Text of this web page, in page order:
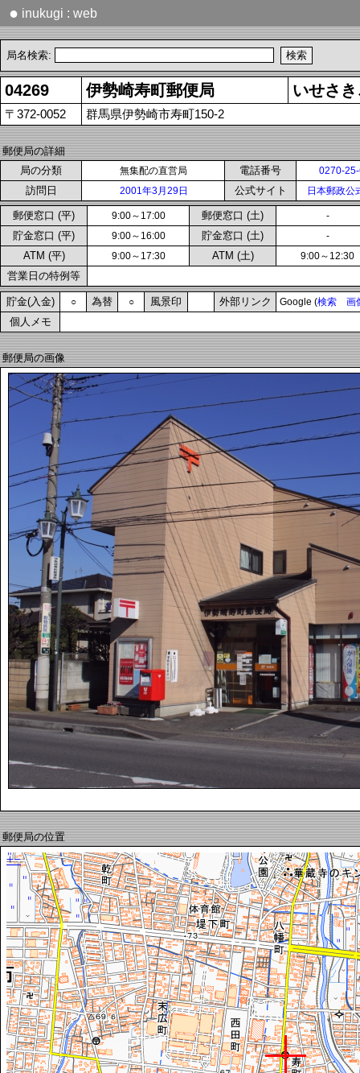
● inukugi : web
局名検索:
04269 伊勢崎寿町郵便局 いせさ
〒372-0052 群馬県伊勢崎市寿町150-2
郵便局の詳細
局の分類
無集配の直営局 電話番号 0270-
訪問日 2001年3月29日 公式サイト 日本郵政公
郵便窓口 (平) 9:00～17:00 郵便窓口 (土) -
貯金窓口 (平) 9:00～16:00 貯金窓口 (土) -
ATM (平) 9:00～17:30 ATM (土) 9:00～12:30
営業日の特例等
貯金(入金) ○ 為替 ○ 風景印 外部リンク Google (検索 画
個人メモ
郵便局の画像
郵便局の位置